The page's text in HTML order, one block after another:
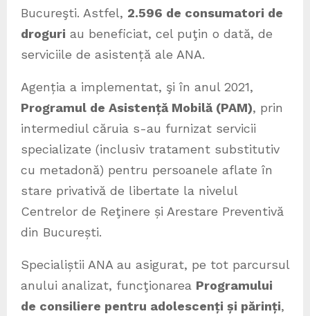
Bucureşti. Astfel, 2.596 de consumatori de
droguri au beneficiat, cel puţin o dată, de
serviciile de asistență ale ANA.
Agenția a implementat, şi în anul 2021,
Programul de Asistență Mobilă (PAM), prin
intermediul căruia s-au furnizat servicii
specializate (inclusiv tratament substitutiv
cu metadonă) pentru persoanele aflate în
stare privativă de libertate la nivelul
Centrelor de Reţinere și Arestare Preventivă
din București.
Specialiștii ANA au asigurat, pe tot parcursul
anului analizat, funcţionarea Programului
de consiliere pentru adolescenți și părinți,